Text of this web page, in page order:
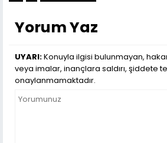
Yorum Yaz
UYARI:Konuyla ilgisi bulunmayan,
veya imalar, inançlara saldırı, şiddete
onaylanmamaktadır.